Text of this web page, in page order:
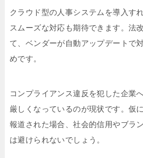
クラウド型の人事システムを導入す
スムーズな対応も期待できます。法
て、ベンダーが自動アップデートで
めです。
コンプライアンス違反を犯した企業
厳しくなっているのが現状です。仮
報道された場合、社会的信用やブラ
は避けられないでしょう。